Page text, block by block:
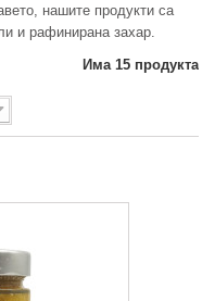
нашите продукти са
и рафинирана захар.
Има 15 продукта